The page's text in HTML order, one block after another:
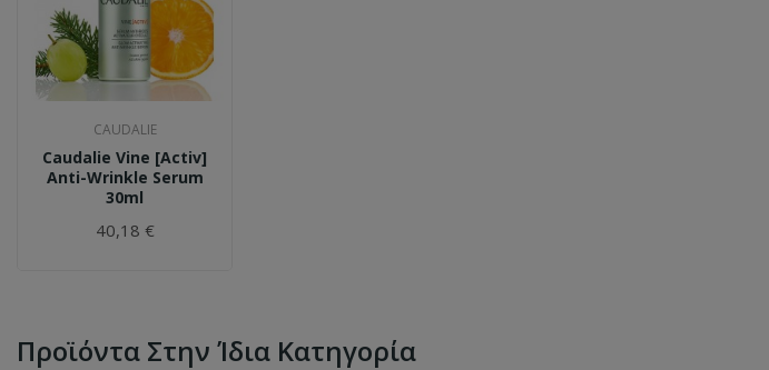
CAUDALIE
Caudalie Vine [Activ]
Anti-Wrinkle Serum
30ml
40,18 €
Προϊόντα Στην Ίδια Κατηγορία